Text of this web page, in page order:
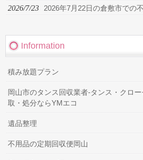
2026/7/23 2026年7月22日の倉敷市での
Information
積み放題プラン
岡山市のタンス回収業者-タンス・クロ
取・処分ならYMエコ
遺品整理
不用品の定期回収便岡山